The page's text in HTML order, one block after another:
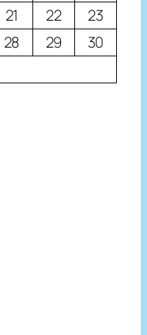
21 22
23
28 29
30